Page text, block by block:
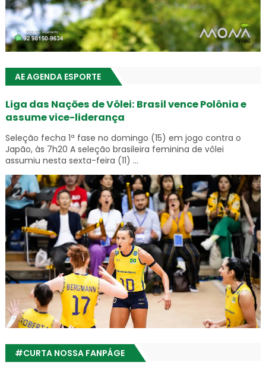
AE AGENDA ESPORTE
Liga das Nações de Vôlei: Brasil vence Polônia e
assume vice-liderança
Seleção fecha 1ª fase no domingo (15) em jogo contra o
Japão, às 7h20 A seleção brasileira feminina de vôlei
assumiu nesta sexta-feira (11) ...
#CURTA NOSSA FANPÁGE